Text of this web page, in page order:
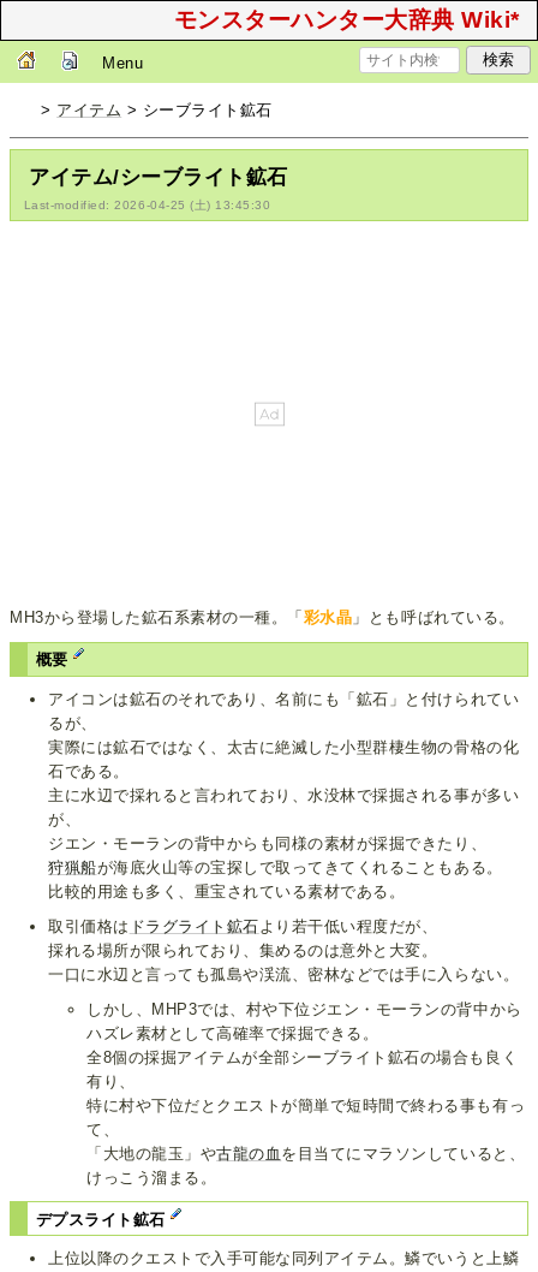
モンスターハンター大辞典 Wiki*
Menu
> アイテム > シーブライト鉱石
アイテム/シーブライト鉱石
Last-modified: 2026-04-25 (土) 13:45:30
MH3から登場した鉱石系素材の一種。「 彩水晶 」とも呼ばれている。
概要
アイコンは鉱石のそれであり、名前にも「鉱石」と付けられてい
るが、
実際には鉱石ではなく、太古に絶滅した小型群棲生物の骨格の化
石である。
主に水辺で採れると言われており、水没林で採掘される事が多い
が、
ジエン・モーランの背中からも同様の素材が採掘できたり、
狩猟船が海底火山等の宝探しで取ってきてくれることもある。
比較的用途も多く、重宝されている素材である。
取引価格は ドラグライト鉱石 より若干低い程度だが、
採れる場所が限られており、集めるのは意外と大変。
一口に水辺と言っても孤島や渓流、密林などでは手に入らない。
しかし、MHP3では、村や下位ジエン・モーランの背中から
ハズレ素材として高確率で採掘できる。
全8個の採掘アイテムが全部シーブライト鉱石の場合も良く
有り、
特に村や下位だとクエストが簡単で短時間で終わる事も有っ
て、
「大地の龍玉」や古龍の血 を目当てにマラソンしていると、
けっこう溜まる。
デプスライト鉱石
上位以降のクエストで入手可能な同列アイテム。鱗でいうと上鱗